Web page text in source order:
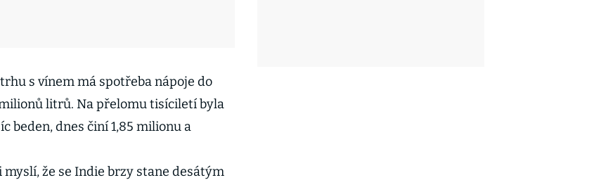
s vínem má spotřeba nápoje do
litrů. Na přelomu tisíciletí byla
beden, dnes činí 1,85 milionu a
že se Indie brzy stane desátým